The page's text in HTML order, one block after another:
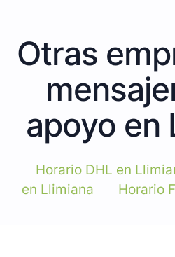
Otras
apoyo en
Horario DHL en
en Llimiana
Horario